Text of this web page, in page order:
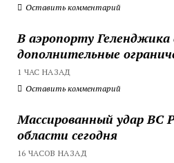
Оставить комментарий
В аэропорту Геленджика
дополнительные
1 ЧАС НАЗАД
Оставить комментарий
Массированный удар ВС
области сегодня
16 ЧАСОВ НАЗАД